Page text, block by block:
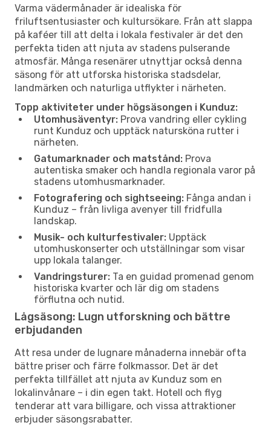
Varma vädermånader är idealiska för
friluftsentusiaster och kultursökare. Från att slappa
på kaféer till att delta i lokala festivaler är det den
perfekta tiden att njuta av stadens pulserande
atmosfär. Många resenärer utnyttjar också denna
säsong för att utforska historiska stadsdelar,
landmärken och naturliga utflykter i närheten.
Topp aktiviteter under högsäsongen i Kunduz:
Utomhusäventyr: Prova vandring eller cykling
runt Kunduz och upptäck natursköna rutter i
närheten.
Gatumarknader och matstånd: Prova
autentiska smaker och handla regionala varor på
stadens utomhusmarknader.
Fotografering och sightseeing: Fånga andan i
Kunduz – från livliga avenyer till fridfulla
landskap.
Musik- och kulturfestivaler: Upptäck
utomhuskonserter och utställningar som visar
upp lokala talanger.
Vandringsturer: Ta en guidad promenad genom
historiska kvarter och lär dig om stadens
förflutna och nutid.
Lågsäsong: Lugn utforskning och bättre
erbjudanden
Att resa under de lugnare månaderna innebär ofta
bättre priser och färre folkmassor. Det är det
perfekta tillfället att njuta av Kunduz som en
lokalinvånare – i din egen takt. Hotell och flyg
tenderar att vara billigare, och vissa attraktioner
erbjuder säsongsrabatter.